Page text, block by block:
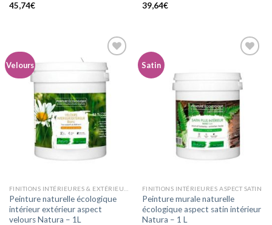
45,74€
39,64€
Velours
Ajouter
wishlist
Peinture naturelle écologique
intérieur extérieur aspect
velours Natura – 1L
Satin
Ajouter
wishlist
FINITIONS INTÉRIEURES ASPECT SATIN
Peinture murale naturelle
écologique aspect satin intérieur
Natura – 1 L